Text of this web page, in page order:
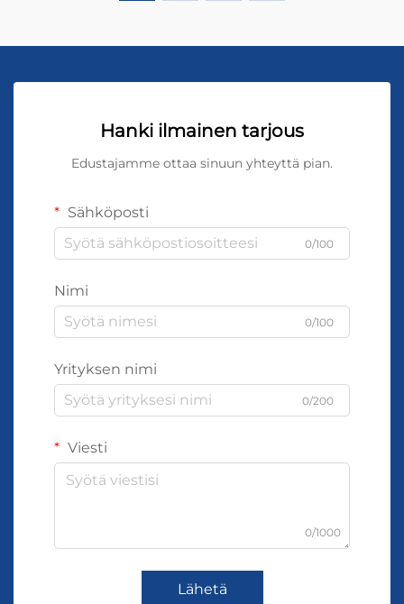
Hanki ilmainen tarjous
Edustajamme ottaa sinuun yhteyttä pian.
Sähköposti
0/100
Nimi
0/100
Yrityksen nimi
0/200
Viesti
0/1000
Lähetä